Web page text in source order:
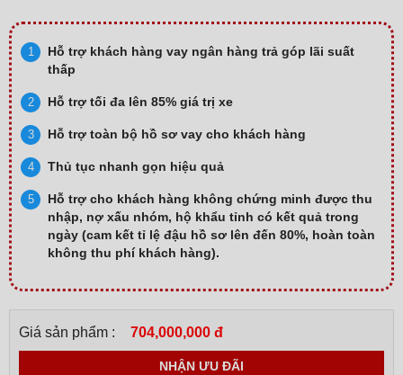
Hỗ trợ khách hàng vay ngân hàng trả góp lãi suất
thấp
Hỗ trợ tối đa lên 85% giá trị xe
Hỗ trợ toàn bộ hồ sơ vay cho khách hàng
Thủ tục nhanh gọn hiệu quả
Hỗ trợ cho khách hàng không chứng minh được thu
nhập, nợ xấu nhóm, hộ khẩu tỉnh có kết quả trong
ngày (cam kết tỉ lệ đậu hồ sơ lên đến 80%, hoàn toàn
không thu phí khách hàng).
Giá sản phẩm : 704,000,000 đ
NHẬN ƯU ĐÃI